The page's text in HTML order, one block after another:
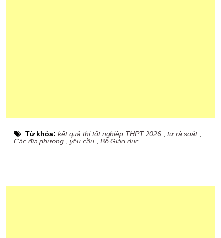
Từ khóa:kết quả thi tốt nghiệp THPT 2026 ,tự rà soát,
Các địa phương ,yêu cầu ,Bộ Giáo dục